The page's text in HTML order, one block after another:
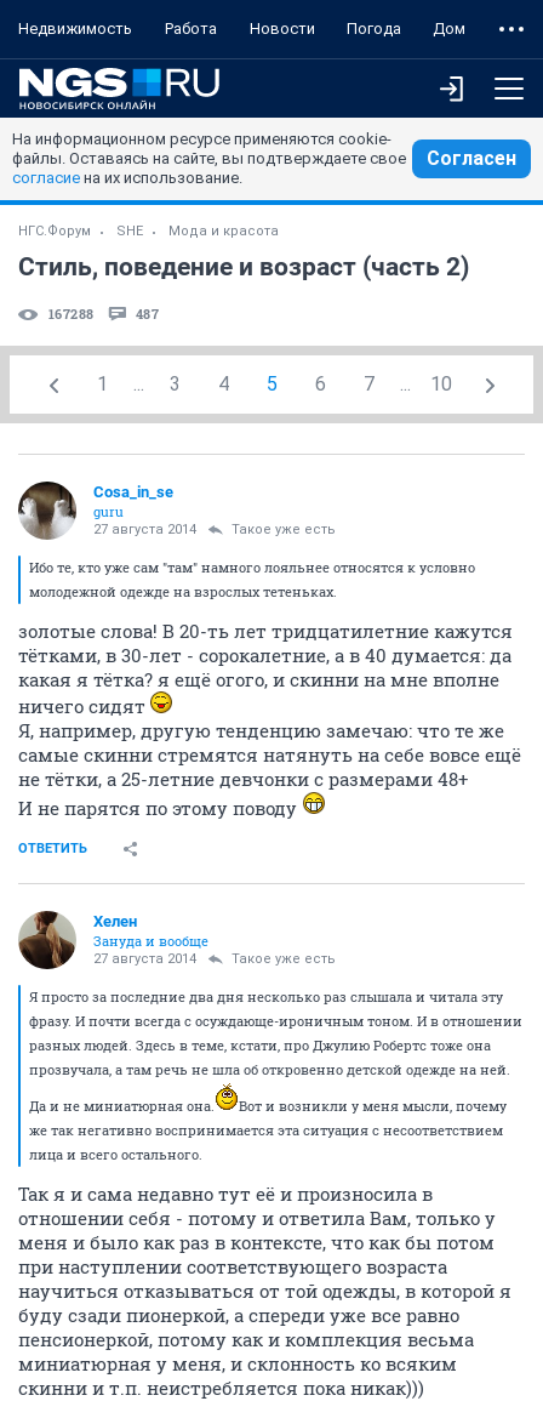
Недвижимость Работа Новости Погода Дом
На информационном ресурсе применяются cookie-
файлы. Оставаясь на сайте, вы подтверждаете свое
согласие на их использование.
Согласен
НГС.Форум SHE Мода и красота
Стиль, поведение и возраст (часть 2)
167288 487
1 ... 3 4 5 6 7 ... 10
Cosa_in_se
guru
27 августа 2014 Такое уже есть
Ибо те, кто уже сам "там" намного лояльнее относятся к условно
молодежной одежде на взрослых тетеньках.
золотые слова! В 20-ть лет тридцатилетние кажутся
тётками, в 30-лет - сорокалетние, а в 40 думается: да
какая я тётка? я ещё огого, и скинни на мне вполне
ничего сидят
Я, например, другую тенденцию замечаю: что те же
самые скинни стремятся натянуть на себе вовсе ещё
не тётки, а 25-летние девчонки с размерами 48+
И не парятся по этому поводу
ОТВЕТИТЬ
Хелен
Зануда и вообще
27 августа 2014 Такое уже есть
Я просто за последние два дня несколько раз слышала и читала эту
фразу. И почти всегда с осуждающе-ироничным тоном. И в отношении
разных людей. Здесь в теме, кстати, про Джулию Робертс тоже она
прозвучала, а там речь не шла об откровенно детской одежде на ней.
Да и не миниатюрная она.
Вот и возникли у меня мысли, почему
же так негативно воспринимается эта ситуация с несоответствием
лица и всего остального.
Так я и сама недавно тут её и произносила в
отношении себя - потому и ответила Вам, только у
меня и было как раз в контексте, что как бы потом
при наступлении соответствующего возраста
научиться отказываться от той одежды, в которой я
буду сзади пионеркой, а спереди уже все равно
пенсионеркой, потому как и комплекция весьма
миниатюрная у меня, и склонность ко всяким
скинни и т.п. неистребляется пока никак)))